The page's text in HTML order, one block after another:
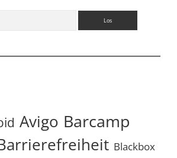
Avigo Barcamp
Blackbox